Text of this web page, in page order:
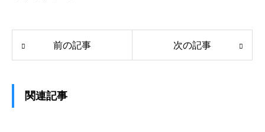
前の記事 次の記事
関連記事